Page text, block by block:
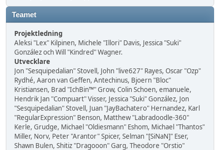
Teamet
Projektledning
Aleksi "Lex" Kilpinen, Michele "Illori" Davis, Jessica "Suki"
González och Will "Kindred" Wagner.
Utvecklare
Jon "Sesquipedalian" Stovell, John "live627" Rayes, Oscar "Ozp"
Rydhé, Aaron van Geffen, Antechinus, Bjoern "Bloc"
Kristiansen, Brad "IchBin™" Grow, Colin Schoen, emanuele,
Hendrik Jan "Compuart" Visser, Jessica "Suki" González, Jon
"Sesquipedalian" Stovell, Juan "JayBachatero" Hernandez, Karl
"RegularExpression" Benson, Matthew "Labradoodle-360"
Kerle, Grudge, Michael "Oldiesmann" Eshom, Michael "Thantos"
Miller, Norv, Peter "Arantor" Spicer, Selman "[SiNaN]" Eser,
Shawn Bulen, Shitiz "Dragooon" Garg, Theodore "Orstio"